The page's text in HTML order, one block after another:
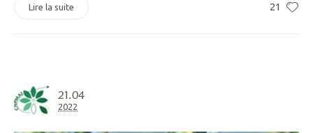
21
Lire la suite
21.04
2022